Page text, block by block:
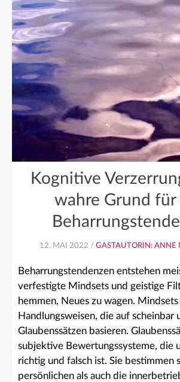
Kognitive
wahre Grund für
12. MAI 2022 / GASTAUTORIN: ANNE
Beharrungstendenzen entstehen
verfestigte Mindsets und geistige
hemmen, Neues zu wagen.
Handlungsweisen, die auf scheinbar
Glaubenssätzen basieren.
subjektive Bewertungssysteme, die
richtig und falsch ist. Sie bestimmen
persönlichen als auch die